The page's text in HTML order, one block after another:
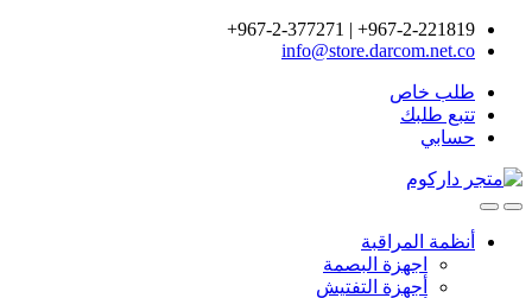
967-2-221819+ | 967-2-377271+
info@store.darcom.net.co
طلب خاص
تتبع طلبك
حسابي
أنظمة المراقبة
اجهزة البصمة
أجهزة التفتيش